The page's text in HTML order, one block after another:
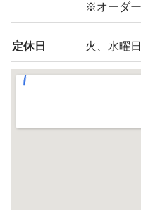
※オーダ
定休日 火、水曜